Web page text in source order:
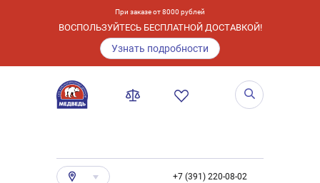
При заказе от 8000 рублей
ВОСПОЛЬЗУЙТЕСЬ БЕСПЛАТНОЙ ДОСТАВКОЙ!
Узнать подробности
+7 (391) 220-08-02